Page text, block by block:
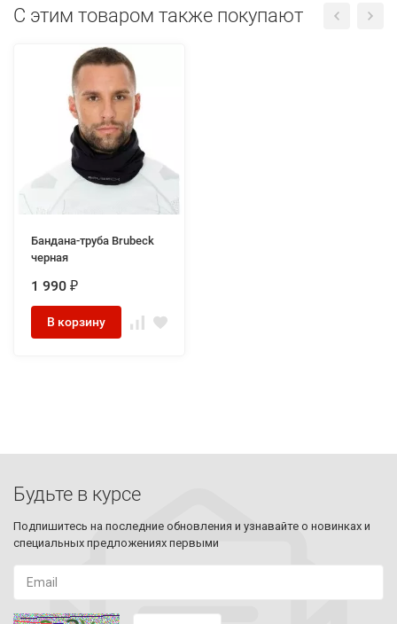
C этим товаром также покупают
Бандана-труба Brubeck
черная
1 990 ₽
В корзину
Будьте в курсе
Подпишитесь на последние обновления и узнавайте о новинках и
специальных предложениях первыми